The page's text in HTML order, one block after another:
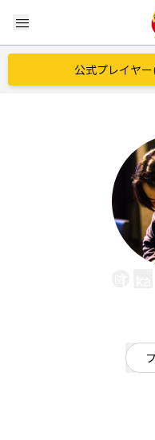
menu
公式プレイヤ